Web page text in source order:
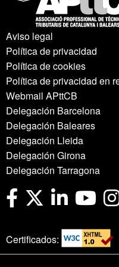
Aviso legal
Política de privacidad
Política de cookies
Política de privacidad en
Webmail APttCB
Delegación Barcelona
Delegación Baleares
Delegación Lleida
Delegación Girona
Delegación Tarragona
Certificados: